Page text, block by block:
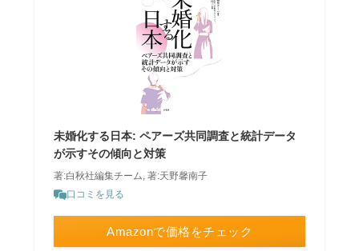
未婚化する日本: ペアーズ共同調査と統計データ
が示すその傾向と対策
著:白秋社編集チーム, 著:天野馨南子
口コミを見る
Amazonで価格をチェック